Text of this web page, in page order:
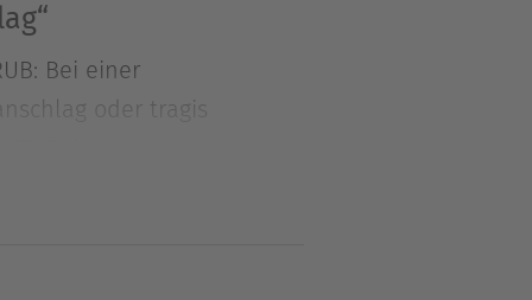
Bei einer
oder tragis
oder tragischer